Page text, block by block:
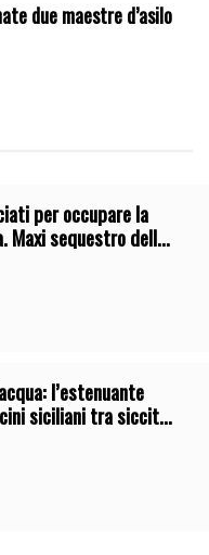
due maestre d’asilo
per occupare la
Maxi sequestro della
l’estenuante
siciliani tra siccità